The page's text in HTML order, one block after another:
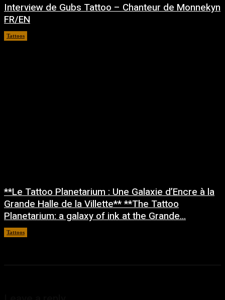
Interview de Gubs Tattoo – Chanteur de Monnekyn
FR/EN
Tattoos
**Le Tattoo Planetarium : Une Galaxie d’Encre à la
Grande Halle de la Villette** **The Tattoo
Planetarium: a galaxy of ink at the Grande...
Tattoos